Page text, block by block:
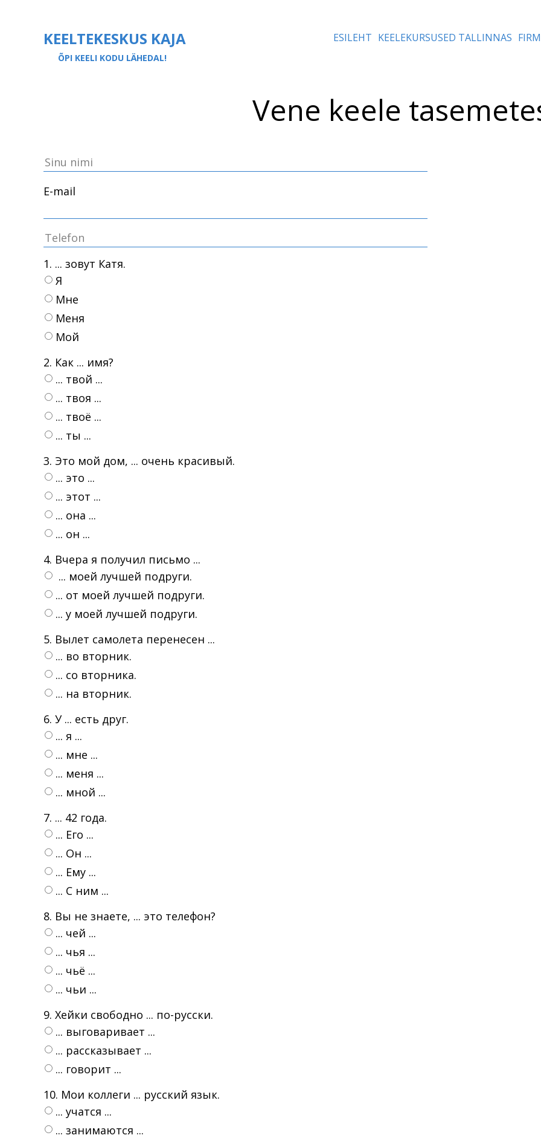
KEELTEKESKUS KAJA
ÕPI KEELI KODU LÄHEDAL!
ESILEHT KEELEKURSUSED TALLINNAS
Vene keele
E-mail
1. ... зовут Катя.
Я
Mне
Mеня
Mой
2. Как ... имя?
... твой ...
... твоя ...
... твоё ...
... ты ...
3. Это мой дом, ... очень красивый.
... это ...
... этот ...
... она ...
... он ...
4. Вчера я получил письмо ...
... моей лучшей подруги.
... от моей лучшей подруги.
... у моей лучшей подруги.
5. Вылет самолета перенесен ...
... во вторник.
... со вторника.
... на вторник.
6. У ... есть друг.
... я ...
... мне ...
... меня ...
... мной ...
7. ... 42 года.
... Его ...
... Oн ...
... Ему ...
... C ним ...
8. Вы не знаете, ... это телефон?
... чей ...
... чья ...
... чьё ...
... чьи ...
9. Хейки свободно ... по-русски.
... выговаривает ...
... рассказывает ...
... говорит ...
10. Мои коллеги ... русский язык.
... учатся ...
... занимаются ...